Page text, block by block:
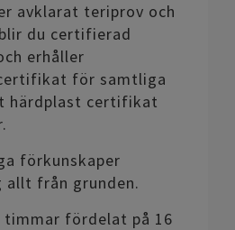
avklarat teriprov och
du certifierad
erhåller
för samtliga
härdplast certifikat
förkunskaper
allt från grunden.
timmar fördelat på 16